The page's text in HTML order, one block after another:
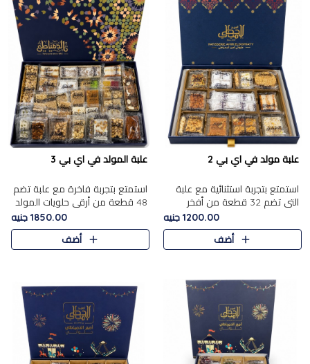
علبة مولد في اي بي 2
استمتع بتجربة استثنائية مع علبة
التي تضم 32 قطعة من أفخر
حلويات المولد الشرقية، في تشكيلة
تجمع بين الأصالة والاختيارات
الفاخرة. تحتوي العلبة..
1200.00 جنيه
أضف
علبة المولد في اي بي 3
استمتع بتجربة فاخرة مع علبة تضم
48 قطعة من أرقى حلويات المولد
الشرقية، في تشكيلة تجمع بين
الأصناف التقليدية الفاخرة والاختيارات
1850.00 جنيه
أضف